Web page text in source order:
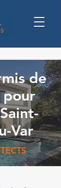
de
pour
Var